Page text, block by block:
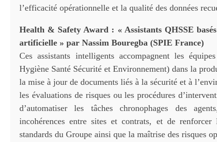
l’efficacité opérationnelle et la qualité des données
Health & Safety Award : « Assistants QHSSE
artificielle » par Nassim Bouregba (SPIE France)
Ces assistants intelligents accompagnent les
Hygiène Santé Sécurité et Environnement) dans la
la mise à jour de documents liés à la sécurité et à
les évaluations de risques ou les procédures
d’automatiser les tâches chronophages des
incohérences entre sites et contrats, et de
standards du Groupe ainsi que la maîtrise des risques